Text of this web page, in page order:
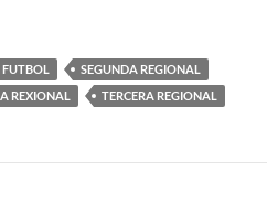
FUTBOL
SEGUNDA REGIONAL
REXIONAL TERCERA REGIONAL